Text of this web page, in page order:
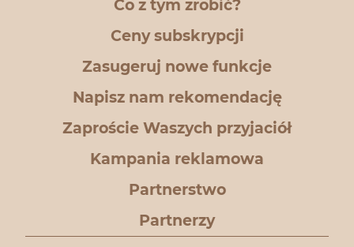
Co z tym zrobić?
Ceny subskrypcji
Zasugeruj nowe funkcje
Napisz nam rekomendację
Zaproście Waszych przyjaciół
Kampania reklamowa
Partnerstwo
Partnerzy